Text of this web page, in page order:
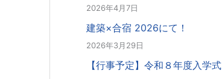
2026年4月7日
建築×合宿 2026にて！
2026年3月29日
【行事予定】令和８年度入学式